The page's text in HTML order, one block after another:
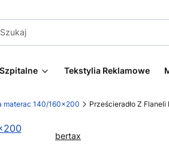
Tekstylia Reklamowe
materac 140/160x200 Prześcieradło Z
bertax